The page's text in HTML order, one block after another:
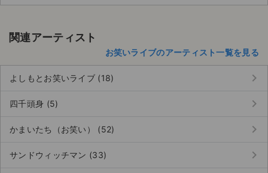
関連アーティスト
お笑いライブのアーティスト一覧を見る
よしもとお笑いライブ (18) keyboard_arrow_right
四千頭身 (5) keyboard_arrow_right
かまいたち（お笑い） (52) keyboard_arrow_right
サンドウィッチマン (33) keyboard_arrow_right